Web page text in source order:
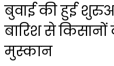
बुवाई की हुई
बारिश से
मुस्कान